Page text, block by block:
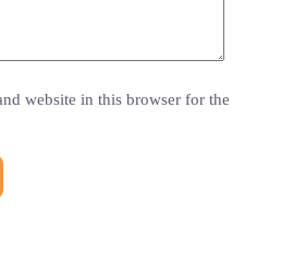
website in this browser for the